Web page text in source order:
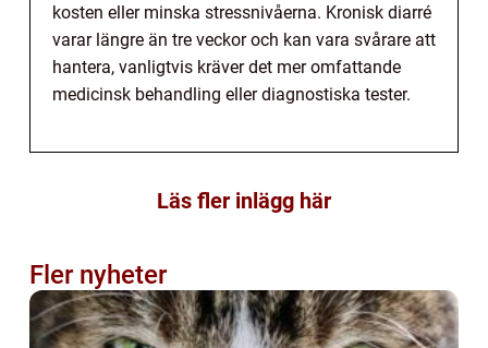
kosten eller minska stressnivåerna. Kronisk diarré
varar längre än tre veckor och kan vara svårare att
hantera, vanligtvis kräver det mer omfattande
medicinsk behandling eller diagnostiska tester.
Läs fler inlägg här
Fler nyheter